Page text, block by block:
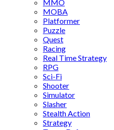
MMO
MOBA
Platformer
Puzzle
Quest
Racing
Real Time Strategy
RPG
Sci-Fi
Shooter
Simulator
Slasher
Stealth Action
Strategy